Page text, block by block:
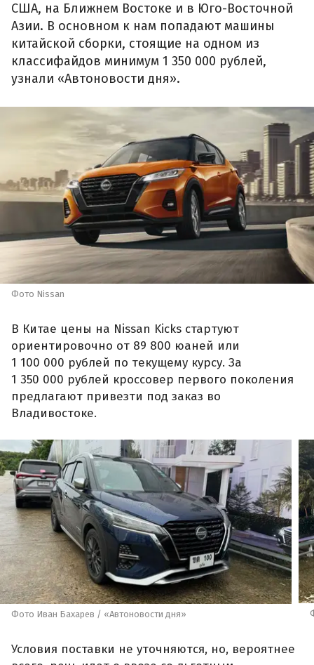
США, на Ближнем Востоке и в Юго-Восточной
Азии. В основном к нам попадают машины
китайской сборки, стоящие на одном из
классифайдов минимум 1 350 000 рублей,
узнали «Автоновости дня».
Фото Nissan
В Китае цены на Nissan Kicks стартуют
ориентировочно от 89 800 юаней или
1 100 000 рублей по текущему курсу. За
1 350 000 рублей кроссовер первого поколения
предлагают привезти под заказ во
Владивостоке.
Фото Иван Бахарев / «Автоновости дня»
Условия поставки не уточняются, но, вероятнее